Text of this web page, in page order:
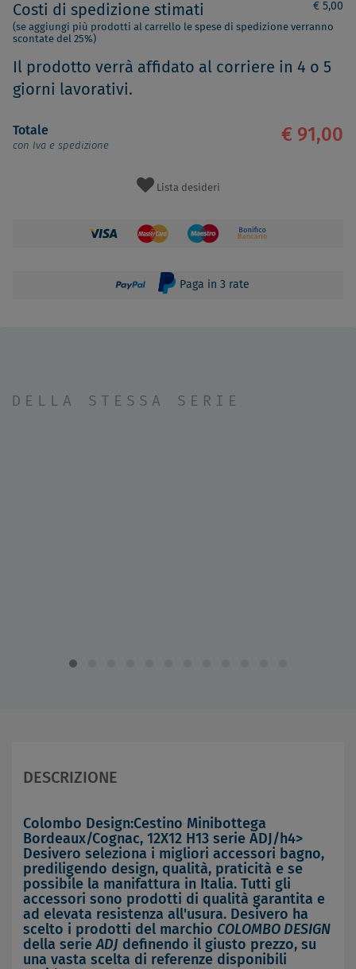
Costi di spedizione stimati € 5,00
(se aggiungi più prodotti al carrello le spese di spedizione verranno
scontate del 25%)
Il prodotto verrà affidato al corriere in 4 o 5
giorni lavorativi.
Totale
con Iva e spedizione
€ 91,00
Lista desideri
Paga in 3 rate
DELLA STESSA SERIE
DESCRIZIONE
Colombo Design:Cestino Minibottega
Bordeaux/Cognac, 12X12 H13 serie ADJ/h4>
Desivero seleziona i migliori accessori bagno,
prediligendo design, qualità, praticità e se
possibile la manifattura in Italia. Tutti gli
accessori sono prodotti di qualità garantita e
ad elevata resistenza all'usura. Desivero ha
scelto i prodotti del marchio COLOMBO DESIGN
della serie ADJ definendo il giusto prezzo, su
una vasta scelta di referenze disponibili